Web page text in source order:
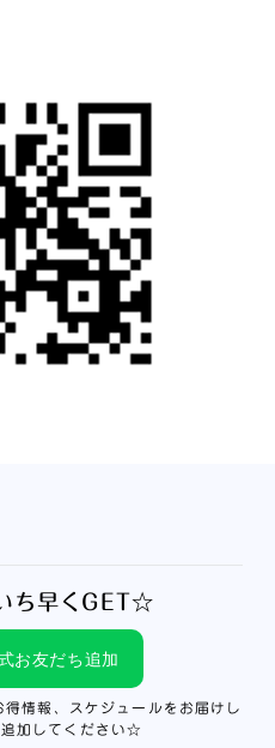
ち早くGET☆
お友だち追加
情報、スケジュールをお届けし
加してください☆